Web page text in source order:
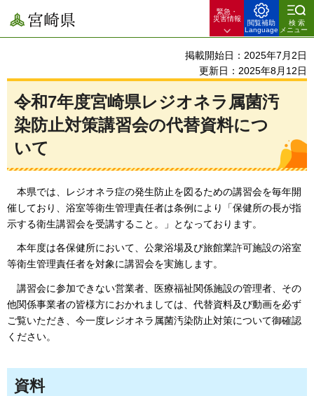
宮崎県
緊急・
災害情報
閲覧補助
Language
検索
メニュー
掲載開始日：2025年7月2日
更新日：2025年8月12日
令和7年度宮崎県レジオネラ属菌汚
染防止対策講習会の代替資料につ
いて
本県では、レジオネラ症の発生防止を図るための講習会を毎年開
催しており、浴室等衛生管理責任者は条例により「保健所の長が指
示する衛生講習会を受講すること。」となっております。
本年度は各保健所において、 公衆浴場及び旅館業許可施設の浴室
等衛生管理責任者を対象に講習会を実施します。
講習会に参加できない営業者、医療福祉関係施設の管理者、その
他関係事業者の皆様方におかれましては、代替資料及び動画を必ず
ご覧いただき、今一度レジオネラ属菌汚染防止対策について御確認
ください。
資料